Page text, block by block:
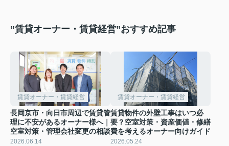
”賃貸オーナー・賃貸経営”おすすめ記事
賃貸オーナー・賃貸経営
長岡京市・向日市周辺で賃貸管
理に不安があるオーナー様へ｜
空室対策・管理会社変更の相談
2026.06.14
賃貸オーナー・賃貸経営
賃貸物件の外壁工事はいつ必
要？空室対策・資産価値・修繕
費を考えるオーナー向けガイド
2026.05.24